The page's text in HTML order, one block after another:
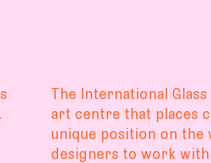
The International
art centre that places
unique position on the
designers to work